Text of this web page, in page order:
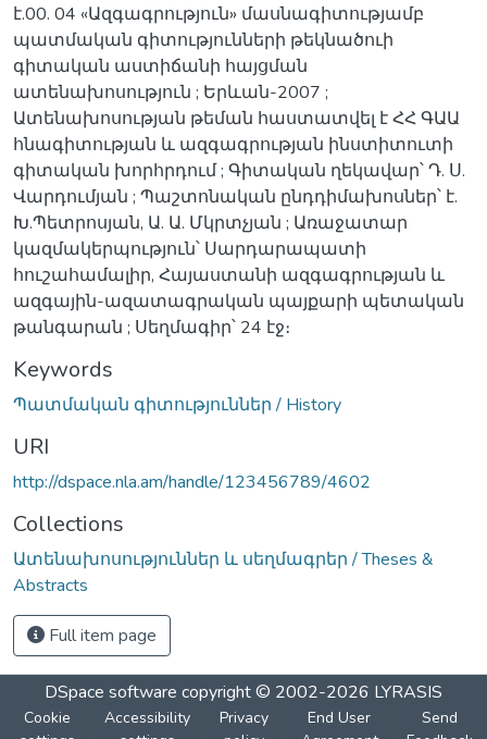
է.00. 04 «Ազգագրություն» մասնագիտությամբ
պատմական գիտությունների թեկնածուի
գիտական աստիճանի հայցման
ատենախոսություն ; Երևան-2007 ;
Ատենախոսության թեման հաստատվել է ՀՀ ԳԱԱ
հնագիտության և ազգագրության ինստիտուտի
գիտական խորհրդում ; Գիտական ղեկավար՝ Դ. Ս.
Վարդումյան ; Պաշտոնական ընդդիմախոսներ՝ է.
Խ.Պետրոսյան, Ա. Ա. Մկրտչյան ; Առաջատար
կազմակերպություն՝ Սարդարապատի
հուշահամալիր, Հայաստանի ազգագրության և
ազգային-ազատագրական պայքարի պետական
թանգարան ; Սեղմագիր՝ 24 էջ։
Keywords
Պատմական գիտություններ / History
URI
http://dspace.nla.am/handle/123456789/4602
Collections
Ատենախոսություններ և սեղմագրեր / Theses &
Abstracts
Full item page
DSpace software copyright © 2002-2026 LYRASIS
Cookie
Accessibility
Privacy
End User
Send